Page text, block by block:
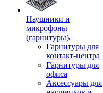
Наушники и
микрофоны
(гарнитуры)
Гарнитуры для
контакт-центра
Гарнитуры для
офиса
Аксессуары для